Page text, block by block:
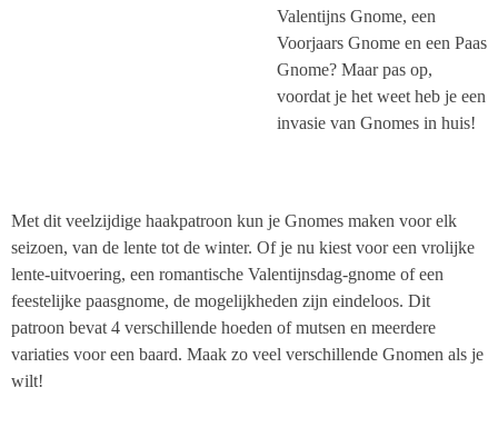
Valentijns Gnome, een
Voorjaars Gnome en een Paas
Gnome? Maar pas op,
voordat je het weet heb je een
invasie van Gnomes in huis!
Met dit veelzijdige haakpatroon kun je Gnomes maken voor elk
seizoen, van de lente tot de winter. Of je nu kiest voor een vrolijke
lente-uitvoering, een romantische Valentijnsdag-gnome of een
feestelijke paasgnome, de mogelijkheden zijn eindeloos. Dit
patroon bevat 4 verschillende hoeden of mutsen en meerdere
variaties voor een baard. Maak zo veel verschillende Gnomen als je
wilt!